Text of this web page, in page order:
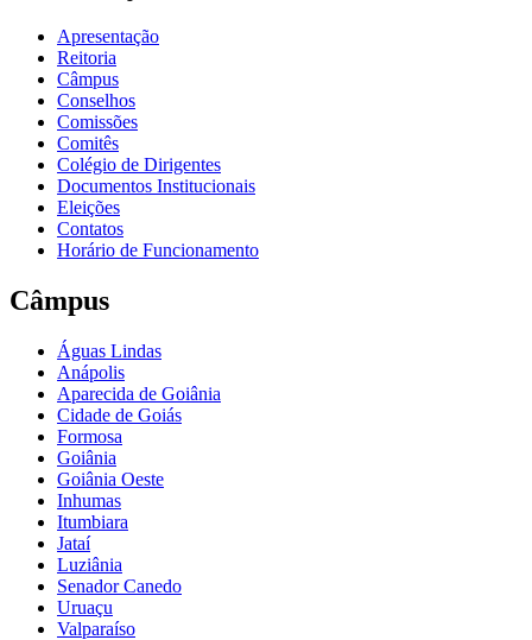
Apresentação
Reitoria
Câmpus
Conselhos
Comissões
Comitês
Colégio de Dirigentes
Documentos Institucionais
Eleições
Contatos
Horário de Funcionamento
Câmpus
Águas Lindas
Anápolis
Aparecida de Goiânia
Cidade de Goiás
Formosa
Goiânia
Goiânia Oeste
Inhumas
Itumbiara
Jataí
Luziânia
Senador Canedo
Uruaçu
Valparaíso